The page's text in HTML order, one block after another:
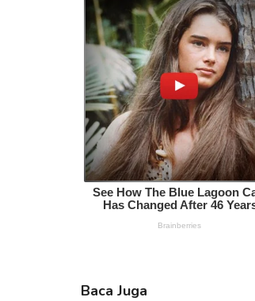
Baca Juga